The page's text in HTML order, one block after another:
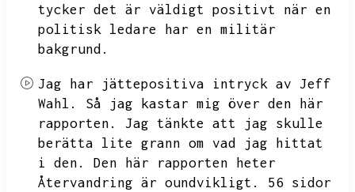
tycker det är väldigt positivt när en
politisk ledare har en militär
bakgrund.
Jag har jättepositiva intryck av Jeff
Wahl.
Så jag kastar mig över den här
rapporten.
Jag tänkte att jag skulle
berätta lite grann om vad jag hittat
i den.
Den här rapporten heter
Återvandring är oundvikligt.
56 sidor